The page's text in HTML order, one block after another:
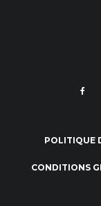
POLITIQUE
CONDITIONS